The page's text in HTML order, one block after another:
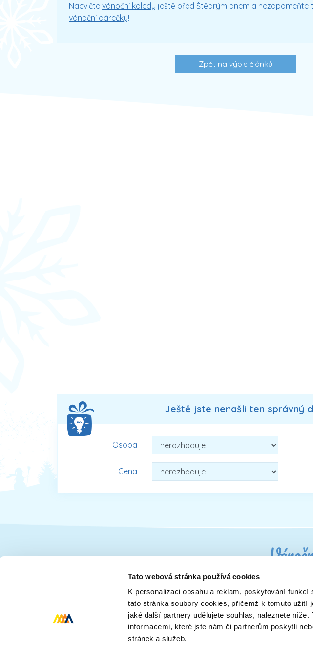
Tato webová stránka používá cookies
K personalizaci obsahu a reklam, poskytování
tato stránka soubory cookies, přičemž k tomuto užití
jaké další partnery udělujete souhlas, naleznete
informacemi, které jste nám či partnerům poskytli
stránek a služeb.
Nacvičte vánoční koledy ještě před Štědrým dnem a nezapomeňte
vánoční dárečky!
Zpět na výpis článků
Ještě jste nenašli ten správný
Osoba
Cena
Dárky pro dceru Dárky pro
Dárky pro babičku Dárky pro
Dárky pro tatínka
Dárky pro seniory Dárky pro
Dárky pro přítele